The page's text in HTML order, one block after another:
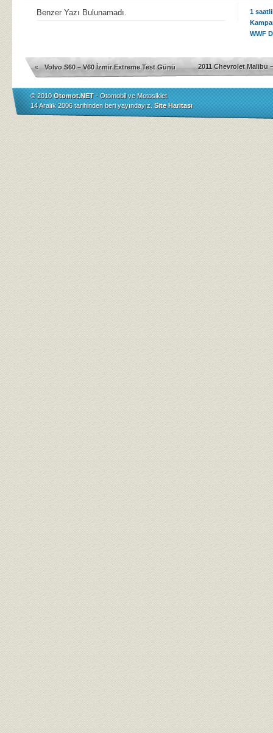
Benzer Yazı Bulunamadı.
1
WWF
« Volvo S60 – V60 İzmir Extreme Test Günü 2011 Chevrolet Malibu
© 2010Otomot.NET- Otomobil ve Motosiklet
14 Aralık 2006 tarihinden beri yayındayız. Site Haritası